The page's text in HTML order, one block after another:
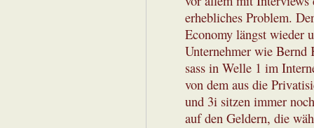
erhebliches Problem.
Economy längst wieder
Unternehmer wie
sass in Welle 1 im
von dem aus die
und 3i sitzen immer
auf den Geldern, die